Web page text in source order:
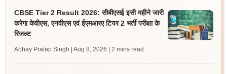
CBSE Tier 2 Result 2026: सीबीएसई इसी महीने जारी
करेगा केवीएस, एनवीएस एवं ईएमआरए टियर 2 भर्ती परीक्षा के
रिजल्ट
Abhay Pratap Singh | Aug 8, 2026 | 2 mins read